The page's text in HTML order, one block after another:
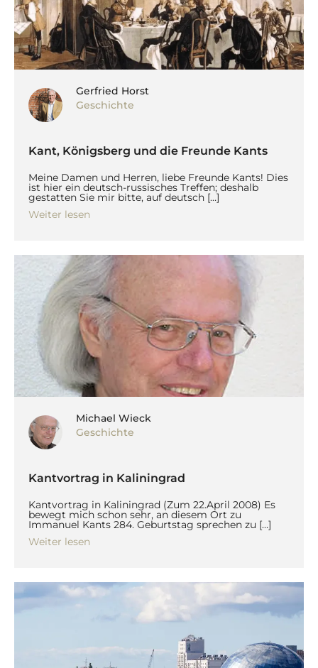
Gerfried Horst
Geschichte
Kant, Königsberg und die Freunde Kants
Meine Damen und Herren, liebe Freunde Kants! Dies
ist hier ein deutsch-russisches Treffen; deshalb
gestatten Sie mir bitte, auf deutsch […]
Weiter lesen
Michael Wieck
Geschichte
Kantvortrag in Kaliningrad
Kantvortrag in Kaliningrad (Zum 22.April 2008) Es
bewegt mich schon sehr, an diesem Ort zu
Immanuel Kants 284. Geburtstag sprechen zu […]
Weiter lesen